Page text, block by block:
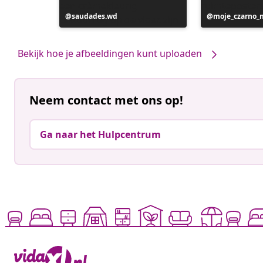
Bericht
gepubliceerd
saudades.wd
Bericht
gepubliceerd
Bekijk hoe je afbeeldingen kunt uploaden
Neem contact met ons op!
Ga naar het Hulpcentrum